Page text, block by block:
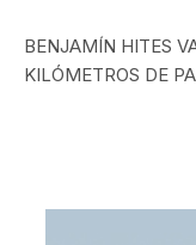
BENJAMÍN HITES
KILÓMETROS DE